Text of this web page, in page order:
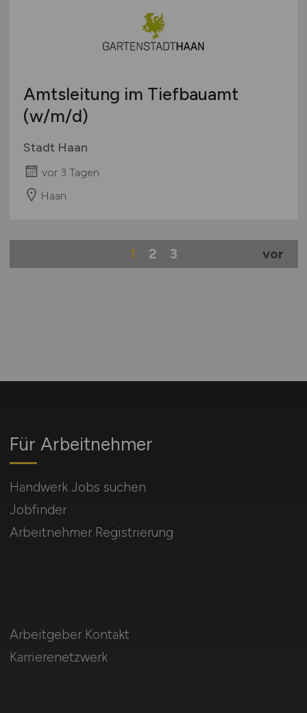
Amtsleitung im Tiefbauamt
(w/m/d)
Stadt Haan
vor 3 Tagen
Haan
1 2 3 vor
Für Arbeitnehmer
Handwerk Jobs suchen
Jobfinder
Arbeitnehmer Registrierung
Arbeitgeber Kontakt
Karrierenetzwerk